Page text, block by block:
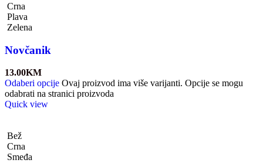
Crna
Plava
Zelena
Novčanik
13.00KM
Odaberi opcije Ovaj proizvod ima više varijanti. Opcije se mogu
odabrati na stranici proizvoda
Quick view
Bež
Crna
Smeđa